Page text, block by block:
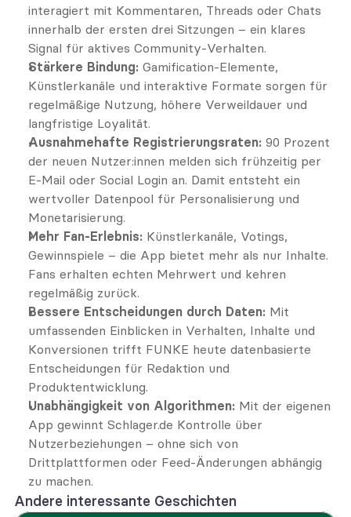
interagiert mit Kommentaren, Threads oder Chats
innerhalb der ersten drei Sitzungen – ein klares
Signal für aktives Community-Verhalten.
Stärkere Bindung: Gamification-Elemente,
Künstlerkanäle und interaktive Formate sorgen für
regelmäßige Nutzung, höhere Verweildauer und
langfristige Loyalität.
Ausnahmehafte Registrierungsraten: 90 Prozent
der neuen Nutzer:innen melden sich frühzeitig per
E-Mail oder Social Login an. Damit entsteht ein
wertvoller Datenpool für Personalisierung und
Monetarisierung.
Mehr Fan-Erlebnis: Künstlerkanäle, Votings,
Gewinnspiele – die App bietet mehr als nur Inhalte.
Fans erhalten echten Mehrwert und kehren
regelmäßig zurück.
Bessere Entscheidungen durch Daten: Mit
umfassenden Einblicken in Verhalten, Inhalte und
Konversionen trifft FUNKE heute datenbasierte
Entscheidungen für Redaktion und
Produktentwicklung.
Unabhängigkeit von Algorithmen: Mit der eigenen
App gewinnt Schlager.de Kontrolle über
Nutzerbeziehungen – ohne sich von
Drittplattformen oder Feed-Änderungen abhängig
zu machen.
Andere interessante Geschichten